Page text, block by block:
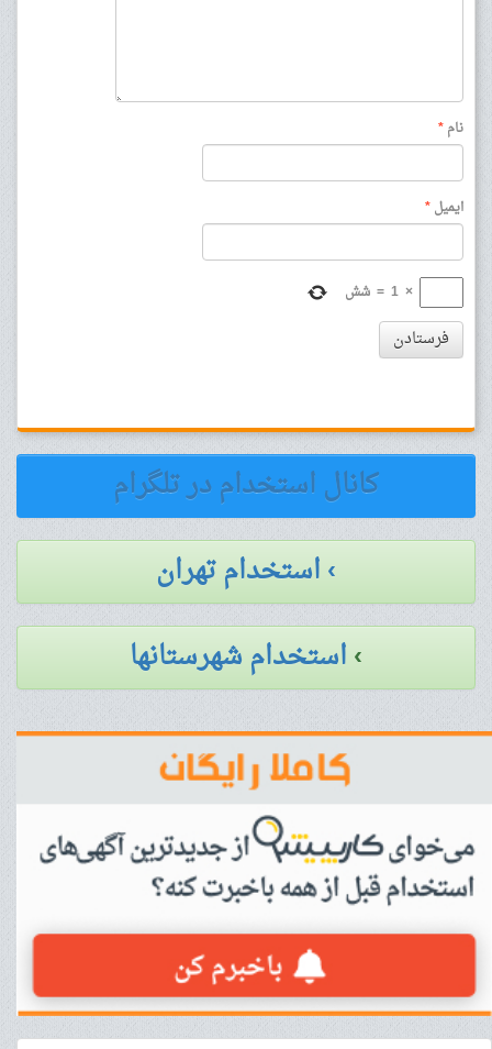
نام*
ایمیل*
×
1
= شش
فرستادن
کانال استخدام در تلگرام
› استخدام تهران
›استخدام شهرستانها